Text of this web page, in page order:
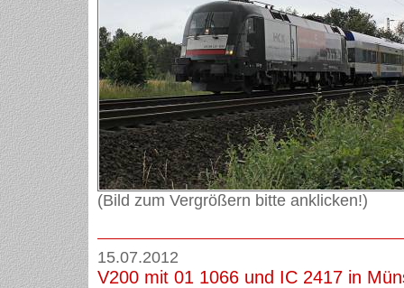
(Bild zum Vergrößern bitte anklicken!)
15.07.2012
V200 mit 01 1066 und IC 2417 in